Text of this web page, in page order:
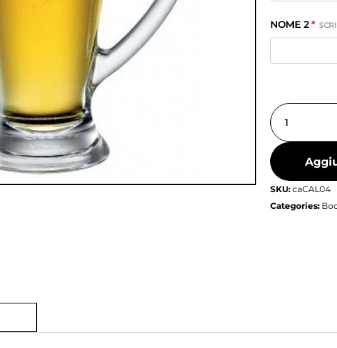
NOME 2*
SKU: caCAL04
Categories: